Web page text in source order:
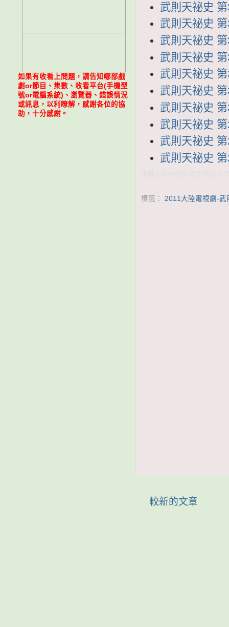
武則天祕史
武則天祕史
武則天祕史
武則天祕史
武則天祕史
武則天祕史
武則天祕史
武則天祕史
武則天祕史
武則天祕史
標籤： 2011大陸電視劇-武
較新的文章
如果有收看上問題，請告知哪部戲
劇or節目、集數、收看平台(手機型
號or電腦系統)、瀏覽器、錯誤情況
或訊息，以利瞭解，感謝各位的協
助，十分感謝。